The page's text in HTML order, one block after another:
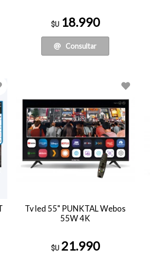
$U 18.990
Consultar
Tv led 55" PUNKTAL Webos
55W 4K
$U 21.990